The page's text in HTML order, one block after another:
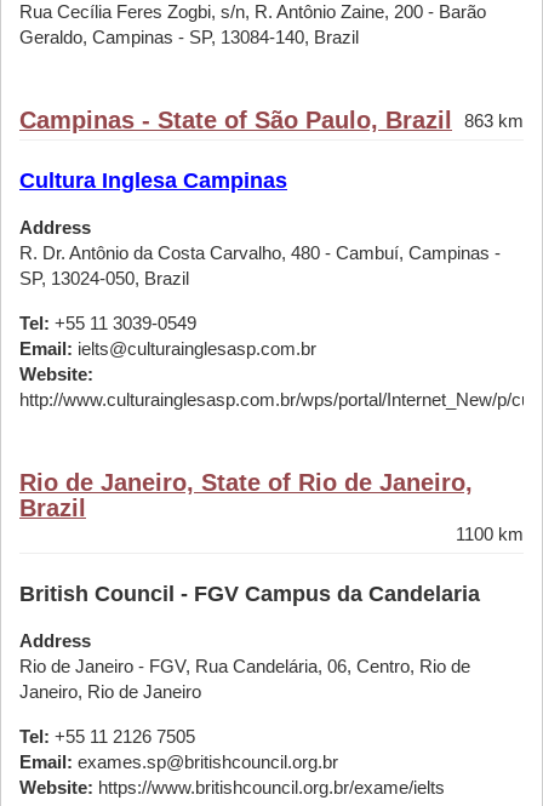
Rua Cecília Feres Zogbi, s/n, R. Antônio Zaine, 200 - Barão
Geraldo, Campinas - SP, 13084-140, Brazil
Campinas - State of São Paulo, Brazil 863 km
Cultura Inglesa Campinas
Address
R. Dr. Antônio da Costa Carvalho, 480 - Cambuí, Campinas -
SP, 13024-050, Brazil
Tel: +55 11 3039-0549
Email: ielts@culturainglesasp.com.br
Website:
http://www.culturainglesasp.com.br/wps/portal/Internet_New/p/
Rio de Janeiro, State of Rio de Janeiro,
Brazil
1100 km
British Council - FGV Campus da Candelaria
Address
Rio de Janeiro - FGV, Rua Candelária, 06, Centro, Rio de
Janeiro, Rio de Janeiro
Tel: +55 11 2126 7505
Email: exames.sp@britishcouncil.org.br
Website: https://www.britishcouncil.org.br/exame/ielts